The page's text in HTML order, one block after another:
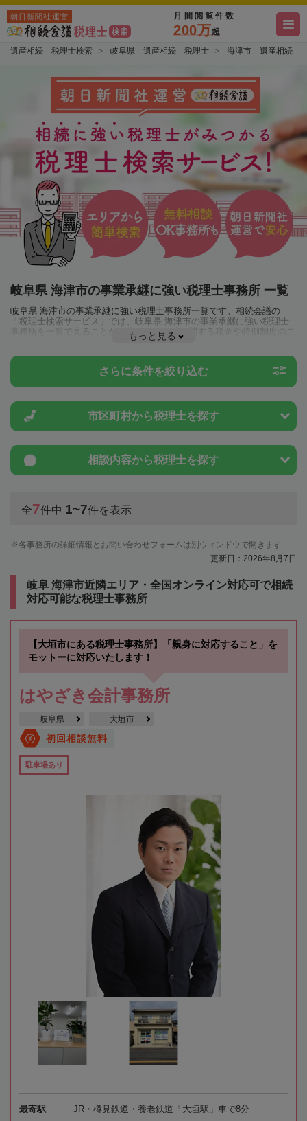
朝日新聞社運営 月間閲覧件数
200万超
遺産相続 税理士検索 岐阜県 遺産相続 税理士 海津市 遺産相続
岐阜県 海津市の事業承継に強い税理士事務所 一覧
岐阜県 海津市の事業承継に強い税理士事務所一覧です。相続会議の
「税理士検索サービス」では、岐阜県 海津市の事業承継に強い税理士
事務所を一覧で見ることが出来ます。相続に関する税金や特例制度のこ
とは一度近隣の税理士に相談してみましょう。
もっと見る
さらに条件を絞り込む
市区町村から税理士を探す
相談内容から税理士を探す
全7件中 1~7件を表示
各事務所の詳細情報とお問い合わせフォームは別ウィンドウで開きます
更新日：2026年8月7日
岐阜 海津市近隣エリア・全国オンライン対応可で相続
対応可能な税理士事務所
【大垣市にある税理士事務所】「親身に対応すること」を
モットーに対応いたします！
はやざき会計事務所
岐阜県 大垣市
初回相談無料
駐車場あり
最寄駅 JR・樽見鉄道・養老鉄道「大垣駅」車で8分